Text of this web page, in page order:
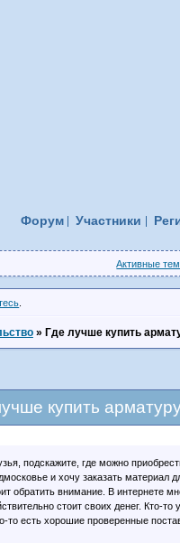
Форум Участники
Активные
» Где лучше купить
купить
подскажите, где можно
и хочу заказать материал
обратить внимание. В интернете
стоит своих денег. Кто-
то есть хорошие проверенные